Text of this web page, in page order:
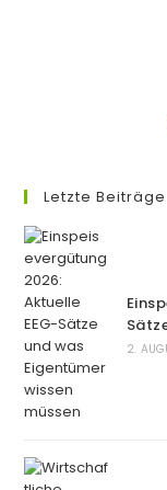
Letzte Beiträge
2.